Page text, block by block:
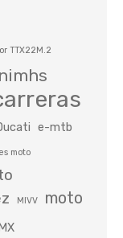
TTX22M.2
e-mtb
moto
MIVV moto